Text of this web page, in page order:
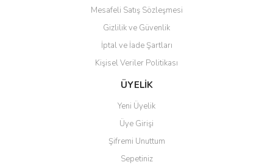
Mesafeli Satış Sözleşmesi
Gizlilik ve Güvenlik
İptal ve İade Şartları
Kişisel Veriler Politikası
ÜYELİK
Yeni Üyelik
Üye Girişi
Şifremi Unuttum
Sepetiniz